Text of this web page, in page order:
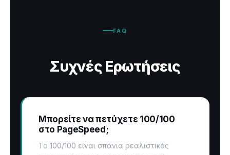
FAQ
Συχνές Ερωτήσεις
Μπορείτε να πετύχετε 100/100
στο PageSpeed;
Το 100/100 είναι σπάνια ρεαλιστικός